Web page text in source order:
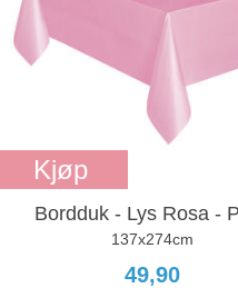
Kjøp
Bordduk - Lys Rosa -
137x274cm
49,90